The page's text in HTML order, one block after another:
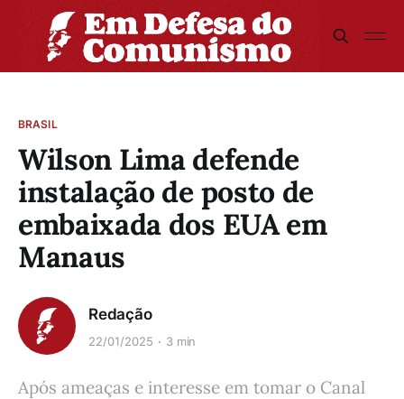
BRASIL
Wilson Lima defende
instalação de posto de
embaixada dos EUA em
Manaus
Redação
22/01/2025 3 min
Após ameaças e interesse em tomar o Canal